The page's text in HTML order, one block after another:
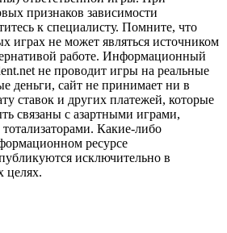
признаков зависимости
к специалисту. Помните, что
играх не может являться источником
работе. Информационный
не проводит игры на реальные
деньги, сайт не принимает ни в
ставок и других платежей, которые
связаны с азартными играми,
Какие-либо
ресурсе
исключительно в
целях.